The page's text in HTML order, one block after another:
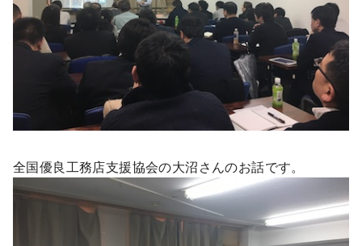
全国優良工務店支援協会の大沼さんのお話です。